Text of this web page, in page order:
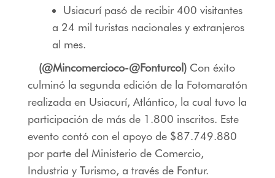
Usiacurí pasó de recibir 400 visitantes
a 24 mil turistas nacionales y extranjeros
al mes.
(@Mincomercioco-@Fonturcol)Con éxito
culminó la segunda edición de la Fotomaratón
realizada en Usiacurí, Atlántico, la cual tuvo la
participación de más de 1.800 inscritos. Este
evento contó con el apoyo de $87.749.880
por parte del Ministerio de Comercio,
Industria y Turismo, a través de Fontur.